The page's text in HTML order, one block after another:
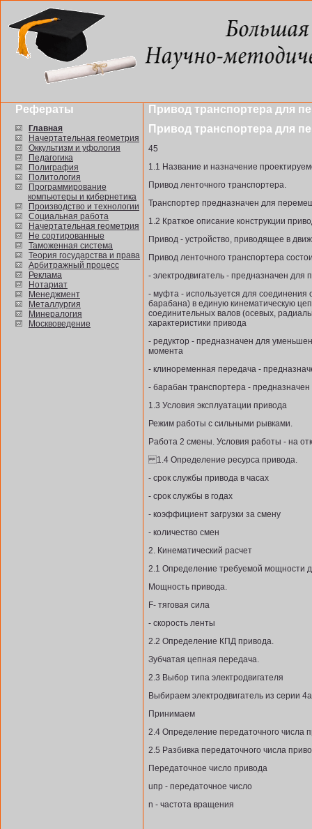
Рефераты
Главная
Начертательная геометрия
Оккультизм и уфология
Педагогика
Полиграфия
Политология
Программирование
компьютеры и кибернетика
Производство и технологии
Социальная работа
Начертательная геометрия
Не сортированные
Таможенная система
Теория государства и права
Арбитражный процесс
Реклама
Нотариат
Менеджмент
Металлургия
Минералогия
Москвоведение
Привод транспортера для
Привод транспортера для
45
1.1 Название и назначение
Привод ленточного транспортера.
Транспортер предназначен для
1.2 Краткое описание конструкции
Привод - устройство, приводящее в
Привод ленточного транспортера
- электродвигатель - предназначен для
- муфта - используется для соединения
барабана) в единую кинематическую
соединительных валов (осевых,
характеристики привода
- редуктор - предназначен для
момента
- клиноременная передача -
- барабан транспортера -
1.3 Условия эксплуатации привода
Режим работы с сильными рывками.
Работа 2 смены. Условия работы - на
1.4 Определение ресурса привода.
- срок службы привода в часах
- срок службы в годах
- коэффициент загрузки за смену
- количество смен
2. Кинематический расчет
2.1 Определение требуемой мощности
Мощность привода.
F- тяговая сила
- скорость ленты
2.2 Определение КПД привода.
Зубчатая цепная передача.
2.3 Выбор типа электродвигателя
Выбираем электродвигатель из серии
Принимаем
2.4 Определение передаточного числа
2.5 Разбивка передаточного числа
Передаточное число привода
uпр - передаточное число
n - частота вращения